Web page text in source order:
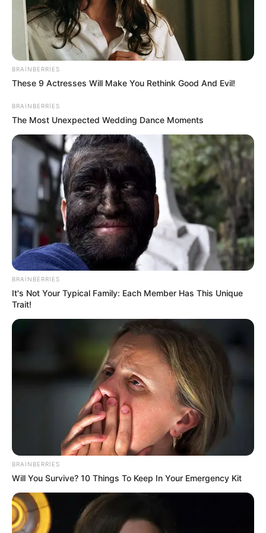
Hadisə yerindən görüntülər
128 0 0
11:18 / 05 Avqust 2026 İQTİSADİYYAT
"POS-terminal yoxdur, kartdan karta atın"
deyənlərə XƏBƏRDARLIQ: Ağır cəriməsi
var!
100
11:11 / 05 Avqust 2026
DYP sürücülərəmüraciət edib
115 0
BRAINBERRIES
These 9 Actresses Will Make You Rethink Good And Evil!
BRAINBERRIES
The Most Unexpected Wedding Dance Moments
BRAINBERRIES
It's Not Your Typical Family: Each Member Has This Unique
Trait!
BRAINBERRIES
Will You Survive? 10 Things To Keep In Your Emergency Kit